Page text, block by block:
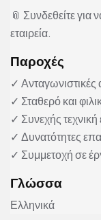
📎 Συνδεθείτε για
εταιρεία.
Παροχές
✓
✓ Σταθερό και
✓ Συνεχής
✓ Δυνατότητες
✓ Συμμετοχή σε
Γλώσσα
Ελληνικά